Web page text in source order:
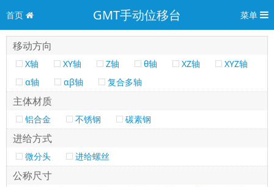
首页 GMT手动位移台 菜单
移动方向
X轴 XY轴 Z轴 θ轴 XZ轴
XYZ轴
α轴
αβ轴 复合多轴
主体材质
铝合金 不锈钢 碳素钢
进给方式
微分头 进给螺丝
公称尺寸